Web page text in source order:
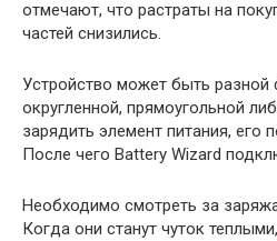
отмечают, что растраты на
частей снизились.
Устройство может быть
округленной, прямоугольной
зарядить элемент питания, его
После чего Battery Wizard
Необходимо смотреть за
Когда они станут чуток